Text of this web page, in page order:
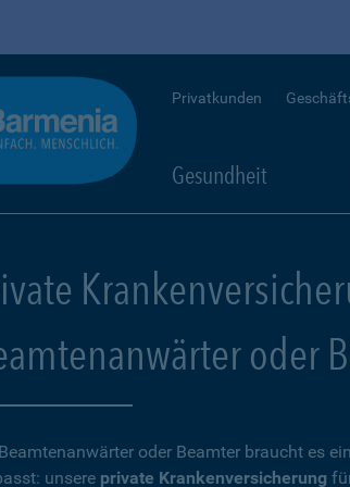
Privatkunden
Gesundheit
oder
oder Beamter braucht es
unsere private Krankenversicherung